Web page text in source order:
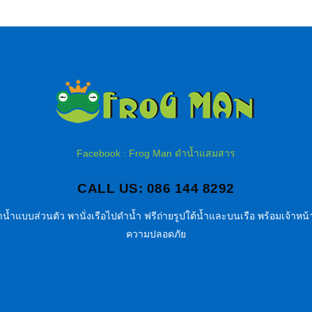
Facebook : Frog Man ดำน้ำแสมสาร
CALL US: 086 144 8292
ำแบบส่วนตัว พานั่งเรือไปดำน้ำ ฟรีถ่ายรูปใต้น้ำและบนเรือ พร้อมเจ้าห
ความปลอดภัย